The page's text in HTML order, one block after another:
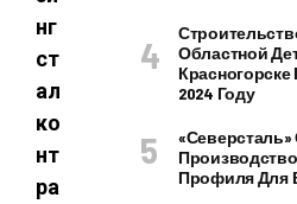
нг
ст
ал
ко
нт
ра
Областной
2024 Году
Профиля Для